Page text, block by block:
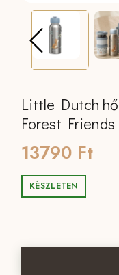
Little Dutch
Forest Friends
13790 Ft
KÉSZLETEN